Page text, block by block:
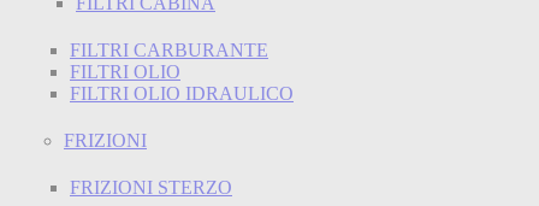
FILTRI CARBURANTE
FILTRI OLIO
FILTRI OLIO IDRAULICO
FRIZIONI
FRIZIONI STERZO